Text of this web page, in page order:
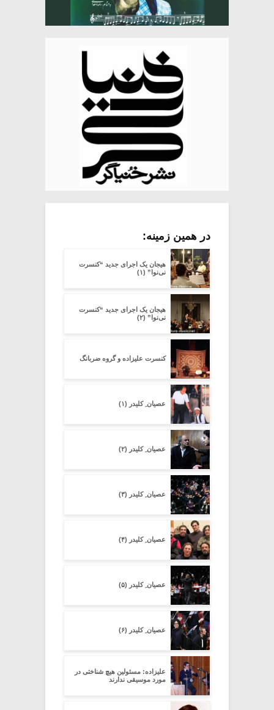
در همین زمینه:
هیجان یک اجرای جدید “کنسرت
نی‌نوا” (۱)
هیجان یک اجرای جدید “کنسرت
نی‌نوا” (۲)
کنسرت علیزاده و گروه ضربانگ
عصیان ِ کلیدر (۱)
عصیان ِ کلیدر (۲)
عصیان ِ کلیدر (۳)
عصیان ِ کلیدر (۴)
عصیان ِ کلیدر (۵)
عصیان ِ کلیدر (۶)
علیزاده: مسئولین هیچ شناختی در
مورد موسیقی ندارند